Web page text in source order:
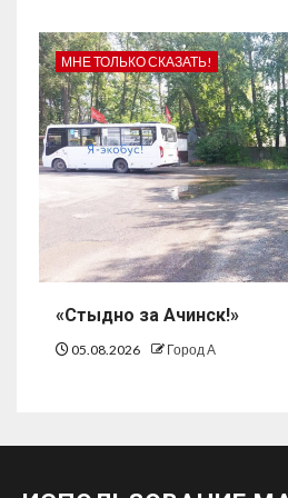
МНЕ ТОЛЬКО СКАЗАТЬ!
«Стыдно за Ачинск!»
05.08.2026 Город А